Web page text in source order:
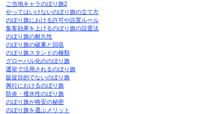
ご当地キャラのぼり旗2
やってはいけないのぼり旗の立て方
のぼり旗における許可や設置ルール
集客効果を上げるのぼり旗の設置法
のぼり旗の耐久性
のぼり旗の破棄と回収
のぼり旗スタンドの種類
グローバル化ののぼり旗
選挙で活用されるのぼり旗
販促目的でないのぼり旗
興行におけるのぼり旗
防炎・撥水性のぼり旗
のぼり旗が格安の秘密
のぼり旗を選ぶメリット